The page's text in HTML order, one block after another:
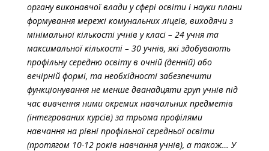
органу виконавчої влади у сфері освіти і науки плани
формування мережі комунальних ліцеїв, виходячи з
мінімальної кількості учнів у класі –24 учня та
максимальної кількості –30 учнів, які здобувають
профільну середню освіту в очній (денній) або
вечірній формі, та необхідності забезпечити
функціонування не менше дванадцяти груп учнів під
час вивчення ними окремих навчальних предметів
(інтегрованих курсів) за трьома профілями
навчання на рівні профільної середньої освіти
(протягом 10-12 років навчання учнів), а також… У